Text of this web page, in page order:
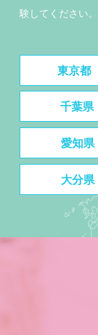
験してください。
東京都
千葉県
愛知県
大分県